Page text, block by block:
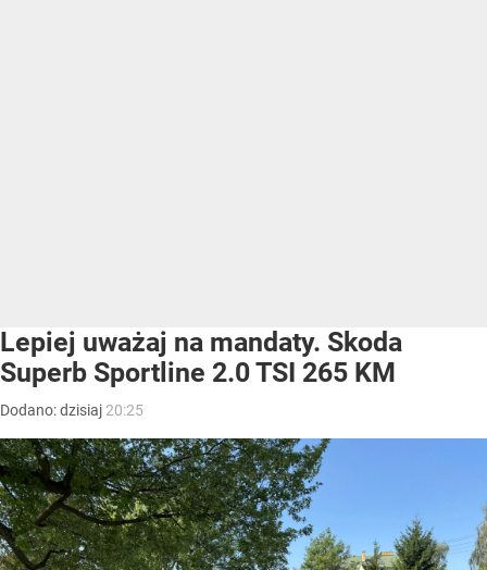
Lepiej uważaj na mandaty. Skoda
Superb Sportline 2.0 TSI 265 KM
Dodano:dzisiaj 20:25